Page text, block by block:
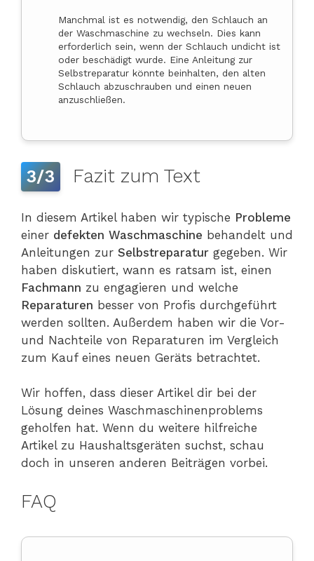
Manchmal ist es notwendig, den Schlauch an
der Waschmaschine zu wechseln. Dies kann
erforderlich sein, wenn der Schlauch undicht ist
oder beschädigt wurde. Eine Anleitung zur
Selbstreparatur könnte beinhalten, den alten
Schlauch abzuschrauben und einen neuen
anzuschließen.
3/3 Fazit zum Text
In diesem Artikel haben wir typische Probleme
einer defekten Waschmaschine behandelt und
Anleitungen zur Selbstreparatur gegeben. Wir
haben diskutiert, wann es ratsam ist, einen
Fachmann zu engagieren und welche
Reparaturen besser von Profis durchgeführt
werden sollten. Außerdem haben wir die Vor-
und Nachteile von Reparaturen im Vergleich
zum Kauf eines neuen Geräts betrachtet.
Wir hoffen, dass dieser Artikel dir bei der
Lösung deines Waschmaschinenproblems
geholfen hat. Wenn du weitere hilfreiche
Artikel zu Haushaltsgeräten suchst, schau
doch in unseren anderen Beiträgen vorbei.
FAQ